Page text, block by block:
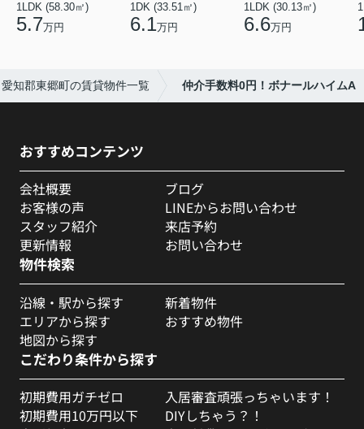
1LDK (58.30㎡)
5.7万円
1DK (33.51㎡)
6.1万円
1LDK (30.13㎡)
6.6万円
愛知郡東郷町の賃貸物件一覧 仲介手数料0円！ボナールハイムA
おすすめコンテンツ
会社概要
お客様の声
スタッフ紹介
更新情報
ブログ
LINEからお問い合わせ
来店予約
お問い合わせ
物件検索
沿線・駅から探す
エリアから探す
地図から探す
新着物件
おすすめ物件
こだわり条件から探す
初期費用ガチゼロ
初期費用10万円以下
入居審査頑張っちゃいます！
DIYしちゃう？！